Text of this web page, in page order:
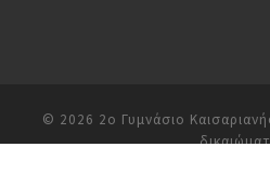
© 2026 2ο Γυμνάσιο